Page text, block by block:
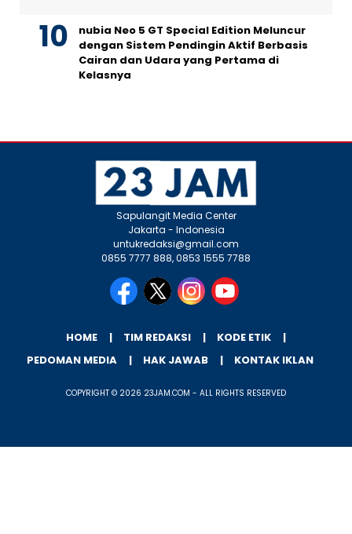
nubia Neo 5 GT Special Edition Meluncur
dengan Sistem Pendingin Aktif Berbasis
Cairan dan Udara yang Pertama di
Kelasnya
Sapulangit Media Center
Jakarta - Indonesia
untukredaksi@gmail.com
0855 7777 888, 0853 1555 7788
HOME TIM REDAKSI
KODE ETIK
PEDOMAN MEDIA
HAK JAWAB KONTAK IKLAN
COPYRIGHT © 2026 23JAM.COM - ALL RIGHTS RESERVED